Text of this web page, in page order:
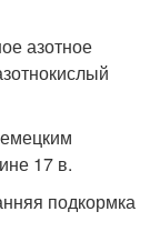
азотное
17 в.
подкормка